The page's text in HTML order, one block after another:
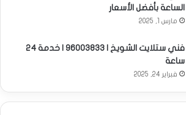
الساعة بأفضل الأسعار
مارس 1, 2025
فني ستلايت الشويخ | 96003833 | خدمة 24
ساعة
فبراير 24, 2025